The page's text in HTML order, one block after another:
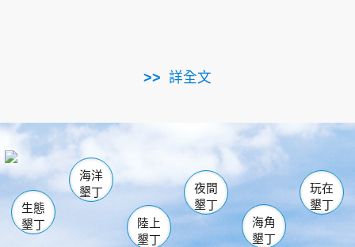
詳全文
南仁湖
海生館
恆春 佳樂水
龍鑾潭自然中心 森林遊樂區
瓊麻館
關山 墾管處遊客中心
社頂公園 風吹沙
船帆石
白砂 龍磐公園
香蕉灣
砂島
鵝鑾鼻
生態
墾丁
海洋
墾丁
陸上
墾丁
夜間
墾丁
海角
墾丁
玩在
墾丁